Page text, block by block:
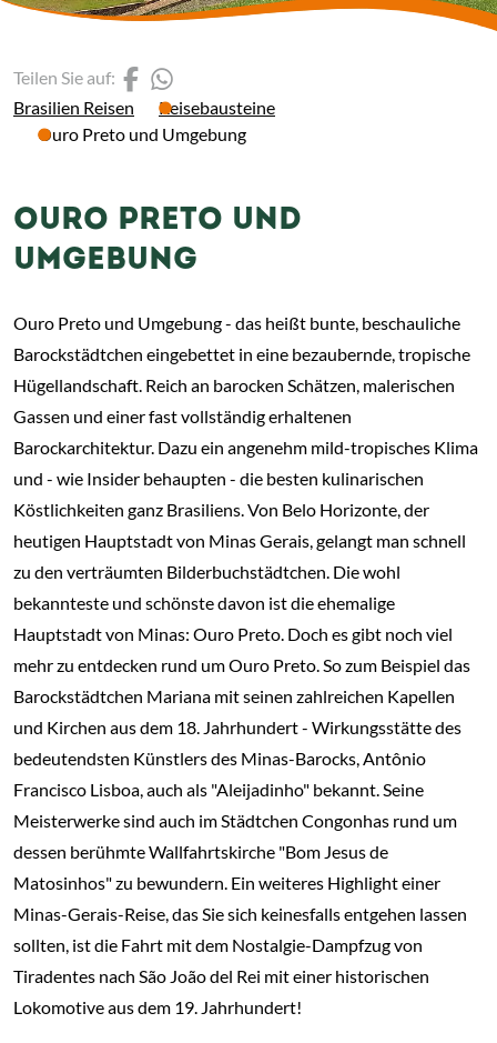
Brasilien Reisen
Reisebausteine
Ouro Preto und Umgebung
Teilen Sie auf: (Link öffnet einen neuen
OURO PRETO UND
UMGEBUNG
Ouro Preto und Umgebung - das heißt bunte, beschauliche
Barockstädtchen eingebettet in eine bezaubernde, tropische
Hügellandschaft. Reich an barocken Schätzen, malerischen
Gassen und einer fast vollständig erhaltenen
Barockarchitektur. Dazu ein angenehm mild-tropisches Klima
und - wie Insider behaupten - die besten kulinarischen
Köstlichkeiten ganz Brasiliens. Von Belo Horizonte, der
heutigen Hauptstadt von Minas Gerais, gelangt man schnell
zu den verträumten Bilderbuchstädtchen. Die wohl
bekannteste und schönste davon ist die ehemalige
Hauptstadt von Minas: Ouro Preto. Doch es gibt noch viel
mehr zu entdecken rund um Ouro Preto. So zum Beispiel das
Barockstädtchen Mariana mit seinen zahlreichen Kapellen
und Kirchen aus dem 18. Jahrhundert - Wirkungsstätte des
bedeutendsten Künstlers des Minas-Barocks, Antônio
Francisco Lisboa, auch als "Aleijadinho" bekannt. Seine
Meisterwerke sind auch im Städtchen Congonhas rund um
dessen berühmte Wallfahrtskirche "Bom Jesus de
Matosinhos" zu bewundern. Ein weiteres Highlight einer
Minas-Gerais-Reise, das Sie sich keinesfalls entgehen lassen
sollten, ist die Fahrt mit dem Nostalgie-Dampfzug von
Tiradentes nach São João del Rei mit einer historischen
Lokomotive aus dem 19. Jahrhundert!